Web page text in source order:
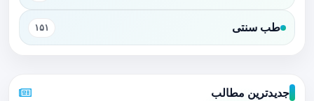
طب سنتی ۱۵۱
جدیدترین مطالب